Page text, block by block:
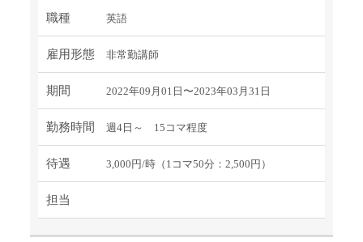
職種 英語
雇用形態 非常勤講師
期間 2022年09月01日〜2023年03月31日
勤務時間 週4日～ 15コマ程度
待遇 3,000円/時（1コマ50分：2,500円）
担当